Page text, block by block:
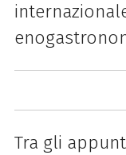
Tra gli